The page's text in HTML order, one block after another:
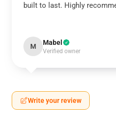
built to last. Highly
M Mabel
Verified owner
Write your review